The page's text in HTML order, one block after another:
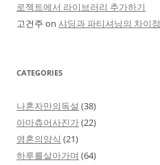
로젝트에서 라이브러리 추가하기
고건주 on 샤딩과 파티셔닝의 차이점
CATEGORIES
나혼자만의독설 (38)
아마츄어사진가(22)
영혼의양식 (21)
하루를살아가며 (64)